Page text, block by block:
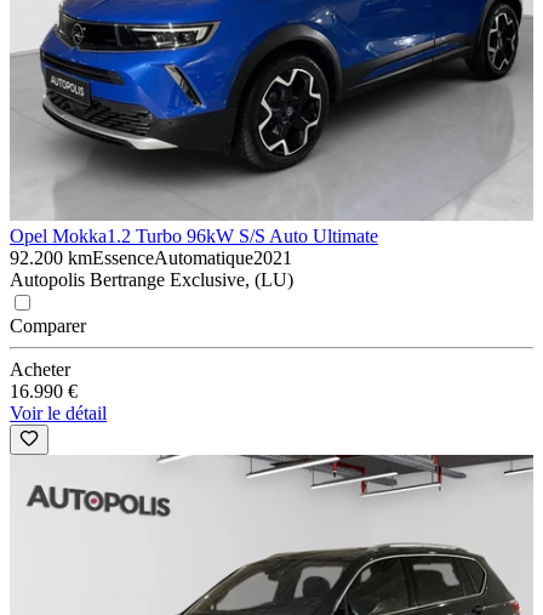
Opel Mokka1.2 Turbo 96kW S/S Auto Ultimate
92.200 kmEssenceAutomatique2021
Autopolis Bertrange Exclusive, (LU)
Comparer
Acheter
16.990 €
Voir le détail